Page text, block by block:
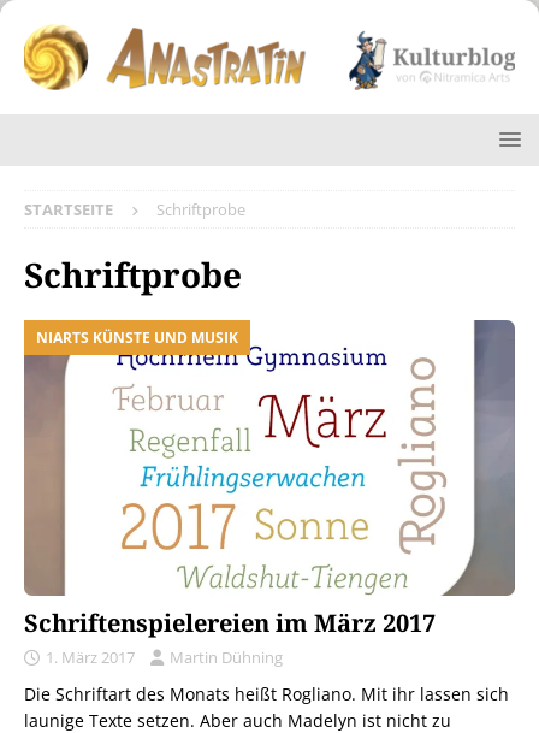
STARTSEITE Schriftprobe
Schriftprobe
NIARTS KÜNSTE UND MUSIK
Schriftenspielereien im März 2017
1. März 2017 Martin Dühning
Die Schriftart des Monats heißt Rogliano. Mit ihr lassen sich
launige Texte setzen. Aber auch Madelyn ist nicht zu